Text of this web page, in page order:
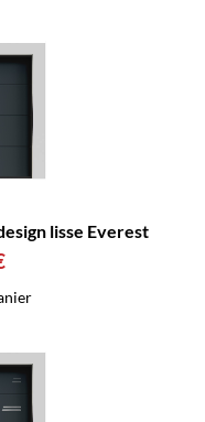
lisse Everest